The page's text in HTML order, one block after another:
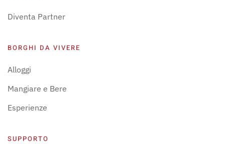
Diventa Partner
BORGHI DA VIVERE
Alloggi
Mangiare e Bere
Esperienze
SUPPORTO